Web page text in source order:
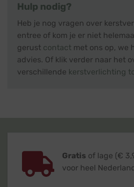
Hulp nodig?
Heb je nog vragen over
entree of kom je er niet
gerust contact met ons op, we
advies. Of klik verder naar het
verschillende kerstverlichting
Gratis of lage (€
voor heel